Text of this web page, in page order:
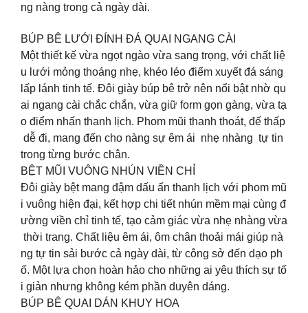
ng nàng trong cả ngày dài.
BÚP BÊ LƯỚI ĐÍNH ĐÁ QUAI NGANG CÀI
Một thiết kế vừa ngọt ngào vừa sang trọng, với chất liệ
u lưới mỏng thoáng nhẹ, khéo léo điểm xuyết đá sáng
lấp lánh tinh tế. Đôi giày búp bê trở nên nổi bật nhờ qu
ai ngang cài chắc chắn, vừa giữ form gọn gàng, vừa tạ
o điểm nhấn thanh lịch. Phom mũi thanh thoát, đế thấp
dễ đi, mang đến cho nàng sự êm ái nhẹ nhàng tự tin
trong từng bước chân.
BỆT MŨI VUÔNG NHÚN VIỀN CHỈ
Đôi giày bệt mang đậm dấu ấn thanh lịch với phom mũ
i vuông hiện đại, kết hợp chi tiết nhún mềm mại cùng đ
ường viền chỉ tinh tế, tạo cảm giác vừa nhẹ nhàng vừa
thời trang. Chất liệu êm ái, ôm chân thoải mái giúp nà
ng tự tin sải bước cả ngày dài, từ công sở đến dạo ph
ố. Một lựa chọn hoàn hảo cho những ai yêu thích sự tố
i giản nhưng không kém phần duyên dáng.
BÚP BÊ QUAI DÁN KHUY HOA